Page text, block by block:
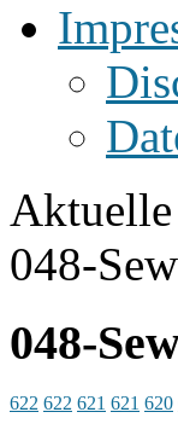
Aktuelle
048-
048-
622 622 621 621 620